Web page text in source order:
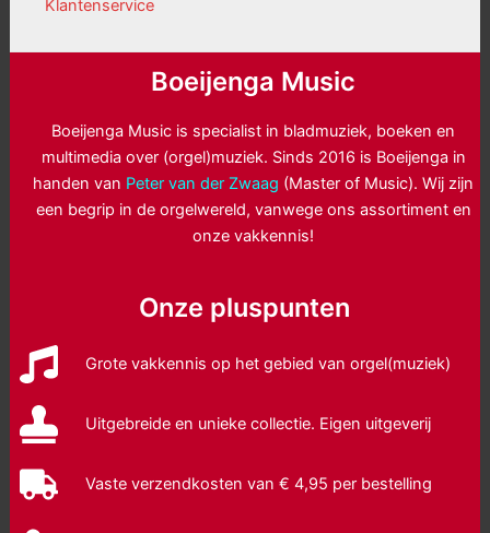
Klantenservice
Boeijenga Music
Boeijenga Music is specialist in bladmuziek, boeken en
multimedia over (orgel)muziek. Sinds 2016 is Boeijenga in
handen van Peter van der Zwaag (Master of Music). Wij zijn
een begrip in de orgelwereld, vanwege ons assortiment en
onze vakkennis!
Onze pluspunten
Grote vakkennis op het gebied van orgel(muziek)
Uitgebreide en unieke collectie. Eigen uitgeverij
Vaste verzendkosten van € 4,95 per bestelling